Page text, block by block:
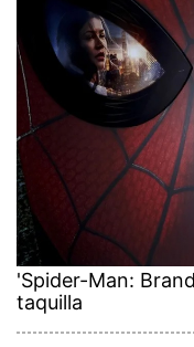
'Spider-Man:
taquilla